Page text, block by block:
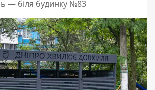
— біля будинку №83